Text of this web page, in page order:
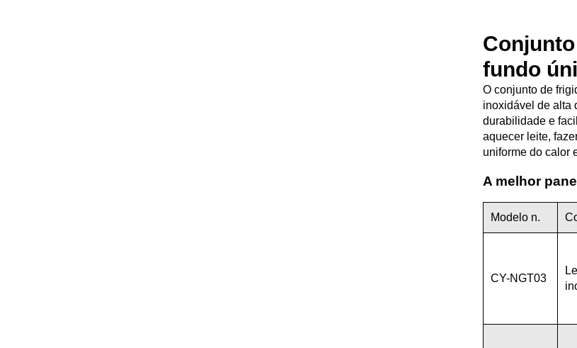
fundo
O conjunto de
inoxidável de alta
durabilidade e
aquecer leite,
uniforme do calor
A melhor
Modelo n.
CY-NGT03